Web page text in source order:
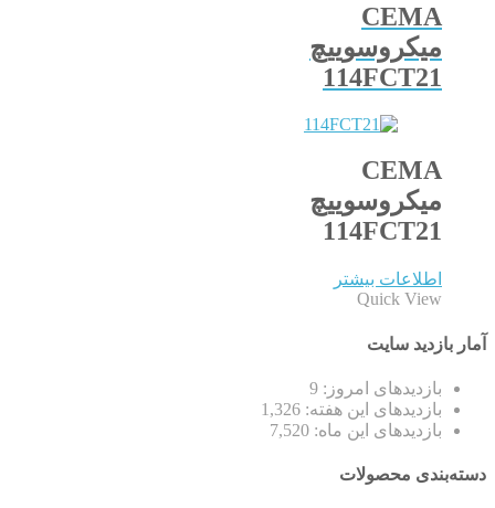
CEMA
میکروسوییچ
114FCT21
CEMA
میکروسوییچ
114FCT21
اطلاعات بیشتر
Quick View
آمار بازدید سایت
بازدیدهای امروز: 9
بازدیدهای این هفته: 1,326
بازدیدهای این ماه: 7,520
دسته‌بندی محصولات